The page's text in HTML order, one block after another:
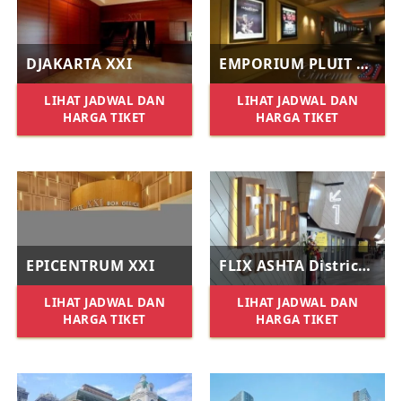
DJAKARTA XXI
LIHAT JADWAL DAN
HARGA TIKET
EMPORIUM PLUIT XXI
LIHAT JADWAL DAN
HARGA TIKET
EPICENTRUM XXI
LIHAT JADWAL DAN
HARGA TIKET
FLIX ASHTA District 8
LIHAT JADWAL DAN
HARGA TIKET